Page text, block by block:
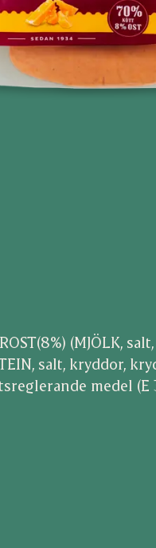
(MJÖLK,
salt, kryddor,
medel (E